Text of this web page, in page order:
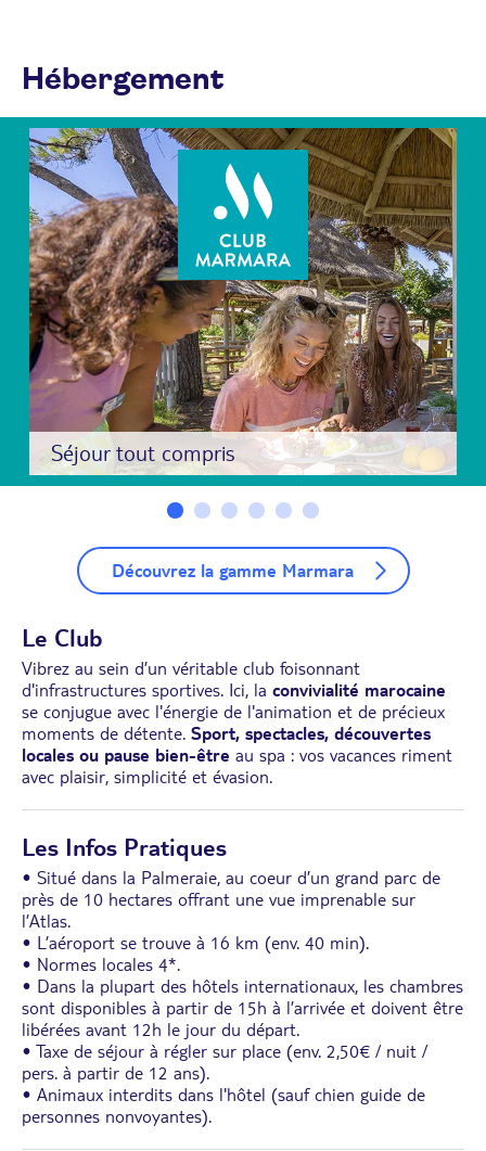
Hébergement
Séjour tout compris
Découvrez la gamme Marmara
Le Club
Vibrez au sein d’un véritable club foisonnant
d'infrastructures sportives. Ici, la convivialité marocaine
se conjugue avec l'énergie de l'animation et de précieux
moments de détente. Sport, spectacles, découvertes
locales ou pause bien-être au spa : vos vacances riment
avec plaisir, simplicité et évasion.
Les Infos Pratiques
• Situé dans la Palmeraie, au coeur d’un grand parc de
près de 10 hectares offrant une vue imprenable sur
l’Atlas.
• L’aéroport se trouve à 16 km (env. 40 min).
• Normes locales 4*.
• Dans la plupart des hôtels internationaux, les chambres
sont disponibles à partir de 15h à l’arrivée et doivent être
libérées avant 12h le jour du départ.
• Taxe de séjour à régler sur place (env. 2,50€ / nuit /
pers. à partir de 12 ans).
• Animaux interdits dans l'hôtel (sauf chien guide de
personnes nonvoyantes).